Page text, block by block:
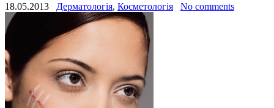
18.05.2013 Дерматологія, Косметологія No comments